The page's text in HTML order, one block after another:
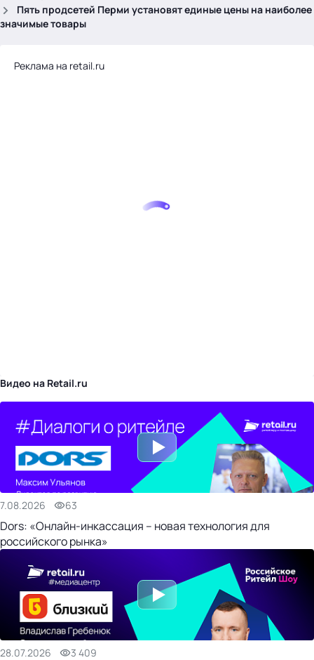
Пять продсетей Перми установят единые цены на наиболее
значимые товары
Реклама на retail.ru
Видео на Retail.ru
7.08.2026 63
Dors: «Онлайн-инкассация – новая технология для
российского рынка»
28.07.2026 3 409